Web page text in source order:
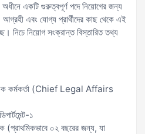
অধীনে একটি গুরুত্বপূর্ণ পদে নিয়োগের জন্য
এবং যোগ্য প্রার্থীদের কাছ থেকে এই
নিচে নিয়োগ সংক্রান্ত বিস্তারিত তথ্য
কর্মকর্তা (Chief Legal Affairs
১
(প্রাথমিকভাবে ০২ বছরের জন্য, যা